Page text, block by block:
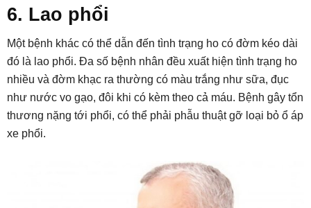
6. Lao phổi
Một bệnh khác có thể dẫn đến tình trạng ho có đờm kéo dài
đó là lao phổi. Đa số bệnh nhân đều xuất hiện tình trạng ho
nhiều và đờm khạc ra thường có màu trắng như sữa, đục
như nước vo gạo, đôi khi có kèm theo cả máu. Bệnh gây tổn
thương nặng tới phổi, có thể phải phẫu thuật gỡ loại bỏ ổ áp
xe phổi.